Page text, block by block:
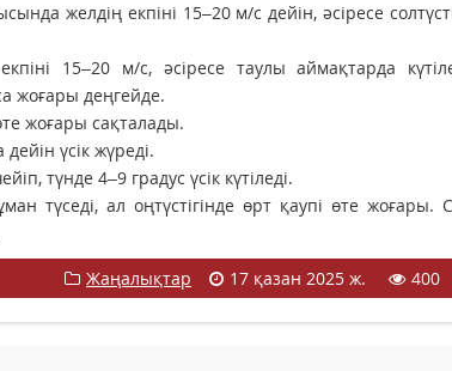
желдің екпіні 15–20 м/с дейін, әсіресе
15–20 м/с, әсіресе таулы аймақтарда
жоғары деңгейде.
жоғары сақталады.
үсік жүреді.
түнде 4–9 градус үсік күтіледі.
түседі, ал оңтүстігінде өрт қаупі өте жоғары.
Жаңалықтар
17 қазан 2025 ж. 400